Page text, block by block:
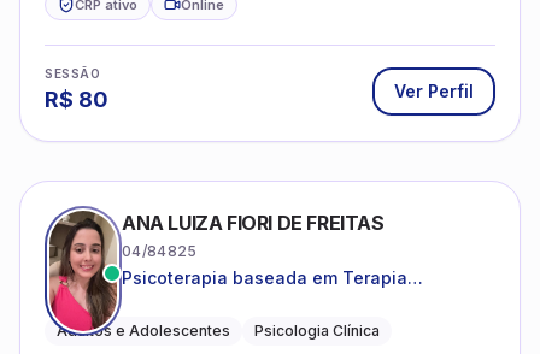
R$80 Ver Perfil
Psicoterapia baseada em Terapia
Cognitivo-Comportamental
Adultos e Adolescentes